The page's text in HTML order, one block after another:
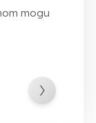
mogu